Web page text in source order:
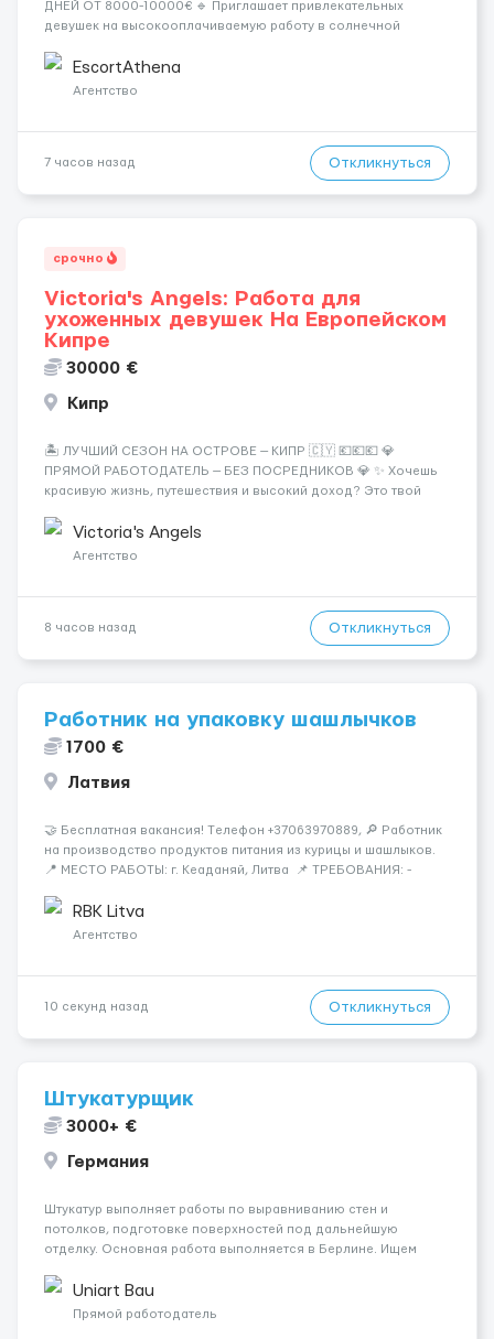
ДНЕЙ ОТ 8000-10000€ 🔹 Приглашает привлекательных
девушек на высокооплачиваемую работу в солнечной
хорошие деньги 💶 — это предложение для тебя! 🔹
Требования: ✔️ Возраст от ...
EscortAthena
Агентство
7 часов назад Откликнуться
срочно
Victoria's Angels: Работа для
ухоженных девушек На Европейском
Кипре
30000 €
Кипр
🏝️ ЛУЧШИЙ СЕЗОН НА ОСТРОВЕ — КИПР 🇨🇾 💶💶💶 💎
ПРЯМОЙ РАБОТОДАТЕЛЬ — БЕЗ ПОСРЕДНИКОВ 💎 ✨ Хочешь
красивую жизнь, путешествия и высокий доход? Это твой
Опытная команда с годами практики — Стабильный поток
клиентов (без ...
Victoria's Angels
Агентство
8 часов назад Откликнуться
Работник на упаковку шашлычков
1700 €
Латвия
🤝 Бесплатная вакансия! Tелефон +37063970889, 🔎 Работник
на производство продуктов питания из курицы и шашлыков.
📍 МЕСТО РАБОТЫ: г. Кеаданяй, Литва 📌 ТРЕБОВАНИЯ: -
нужен 📆 ГРАФИК РАБОТЫ: - ПН по ВС, выходные плавающие
RBK Litva
Агентство
10 секунд назад Откликнуться
Штукатурщик
3000+ €
Германия
Штукатур выполняет работы по выравниванию стен и
потолков, подготовке поверхностей под дальнейшую
отделку. Основная работа выполняется в Берлине. Ищем
специалистов с подтверждённым опытом и портфолио.
Обязанности Подготовка оснований ...
Uniart Bau
Прямой работодатель